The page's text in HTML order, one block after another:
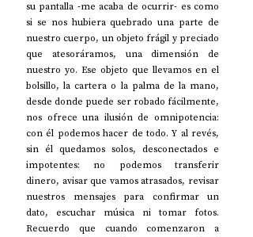
su pantalla -me acaba de ocurrir- es como
si se nos hubiera quebrado una parte de
nuestro cuerpo, un objeto frágil y preciado
que atesoráramos, una dimensión de
nuestro yo. Ese objeto que llevamos en el
bolsillo, la cartera o la palma de la mano,
desde donde puede ser robado fácilmente,
nos ofrece una ilusión de omnipotencia:
con él podemos hacer de todo. Y al revés,
sin él quedamos solos, desconectados e
impotentes: no podemos transferir
dinero, avisar que vamos atrasados, revisar
nuestros mensajes para confirmar un
dato, escuchar música ni tomar fotos.
Recuerdo que cuando comenzaron a